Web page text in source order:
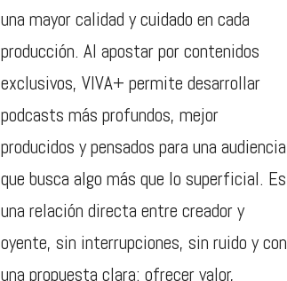
una mayor calidad y cuidado en cada
producción. Al apostar por contenidos
exclusivos, VIVA+ permite desarrollar
podcasts más profundos, mejor
producidos y pensados para una audiencia
que busca algo más que lo superficial. Es
una relación directa entre creador y
oyente, sin interrupciones, sin ruido y con
una propuesta clara: ofrecer valor,